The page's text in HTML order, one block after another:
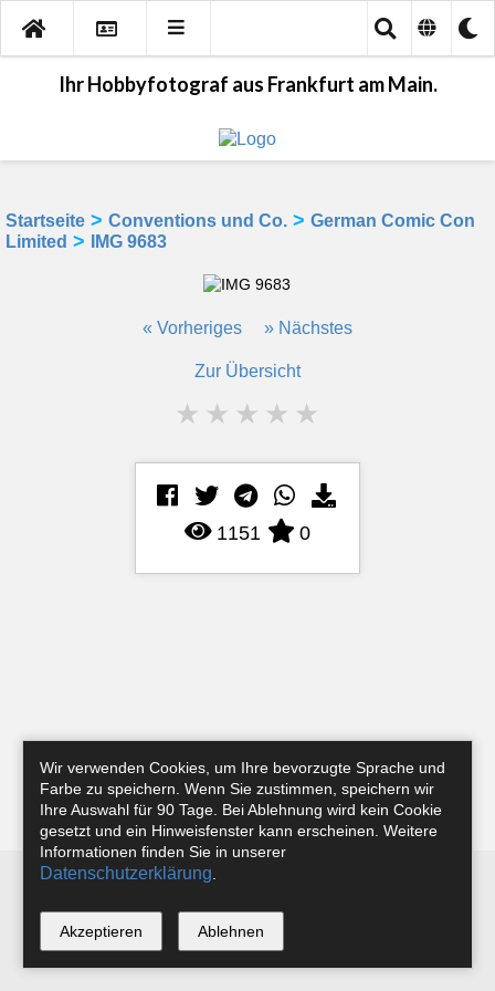
Ihr Hobbyfotograf aus Frankfurt am Main.
Startseite > Conventions und Co. > German Comic Con
Limited > IMG 9683
« Vorheriges » Nächstes
Zur Übersicht
★ ★ ★ ★ ★
1151 0
Instagram
*
Wir verwenden Cookies, um Ihre bevorzugte Sprache und
Farbe zu speichern. Wenn Sie zustimmen, speichern wir
Ihre Auswahl für 90 Tage. Bei Ablehnung wird kein Cookie
gesetzt und ein Hinweisfenster kann erscheinen. Weitere
Informationen finden Sie in unserer
Datenschutzerklärung
Akzeptieren Ablehnen